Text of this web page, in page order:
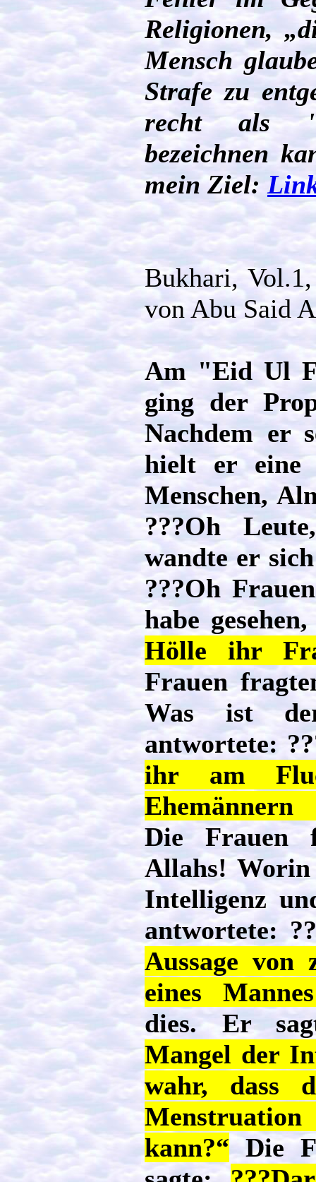
Religionen,
Mensch
Strafe zu
recht als
bezeichnen
mein Ziel:
Bukhari,
von Abu Said
Am "Eid Ul
ging der
Nachdem er
hielt er eine
Menschen,
???Oh
wandte er
???Oh
habe
Hölle ihr
Frauen
Was ist
antwortete:
ihr am
Die Frauen
Allahs!
Intelligenz
antwortete:
Aussage von
eines
dies. Er
Mangel der
wahr, dass
Menstruation
kann?“Die